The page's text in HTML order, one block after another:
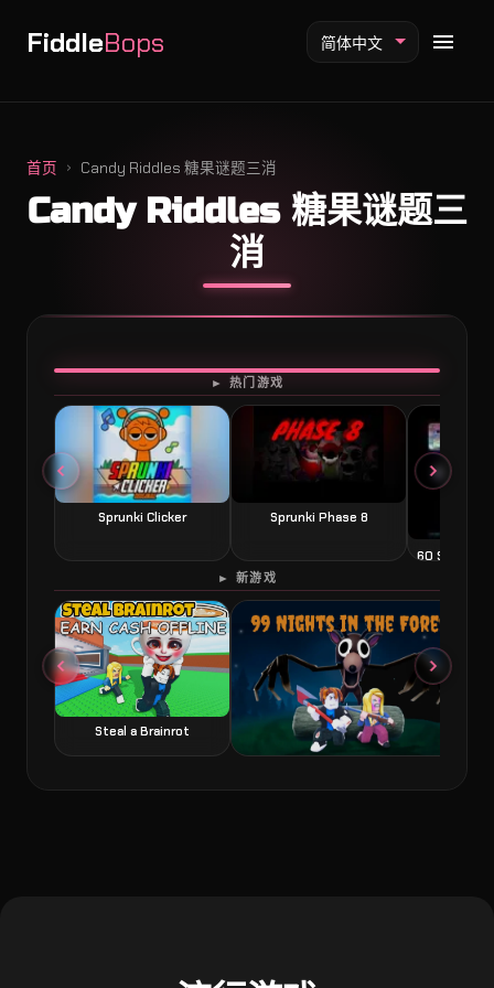
FiddleBops
Fiddlebops 模组
Incredibox 模组
Sprunki 模组
简体中文
首页 Candy Riddles 糖果谜题三消
Candy Riddles 糖果谜题三
消
► 热门游戏
Sprunki Clicker Sprunki Phase 8
60 Second
开始游戏
► 新游戏
Steal a Brainrot